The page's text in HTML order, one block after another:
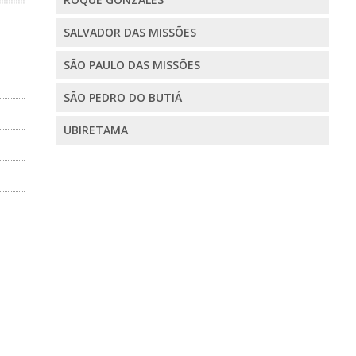
SALVADOR DAS MISSÕES
SÃO PAULO DAS MISSÕES
SÃO PEDRO DO BUTIÁ
UBIRETAMA